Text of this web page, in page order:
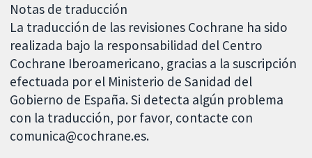
Notas de traducción
La traducción de las revisiones Cochrane ha sido
realizada bajo la responsabilidad del Centro
Cochrane Iberoamericano, gracias a la suscripción
efectuada por el Ministerio de Sanidad del
Gobierno de España. Si detecta algún problema
con la traducción, por favor, contacte con
comunica@cochrane.es.